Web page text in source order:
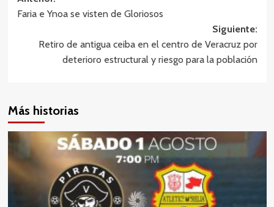
de
entradas
Faria e Ynoa se visten de Gloriosos
Siguiente:
Retiro de antigua ceiba en el centro de Veracruz por
deterioro estructural y riesgo para la población
Más historias